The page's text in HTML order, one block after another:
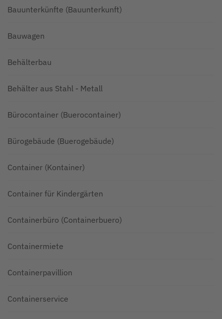
Bauunterkünfte (Bauunterkunft)
Bauwagen
Behälterbau
Behälter aus Stahl - Metall
Bürocontainer (Buerocontainer)
Bürogebäude (Buerogebäude)
Container (Kontainer)
Container für Kindergärten
Containerbüro (Containerbuero)
Containermiete
Containerpavillion
Containerservice